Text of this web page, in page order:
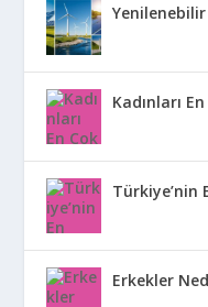
Yenilenebilir
Kadınları
Türkiye’nin
Erkekler